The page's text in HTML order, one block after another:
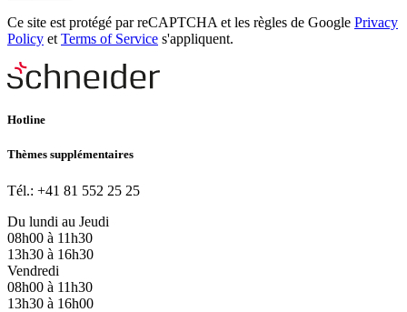
Ce site est protégé par reCAPTCHA et les règles de Google Privacy
Policy et Terms of Service s'appliquent.
Hotline
Thèmes supplémentaires
Tél.: +41 81 552 25 25
Du lundi au Jeudi
08h00 à 11h30
13h30 à 16h30
Vendredi
08h00 à 11h30
13h30 à 16h00